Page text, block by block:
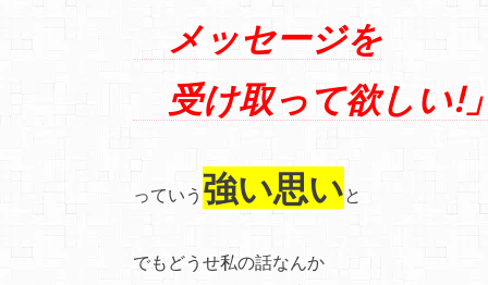
メッセージを
受け取って欲しい!
っていう 強い思いと
でもどうせ私の話なんか